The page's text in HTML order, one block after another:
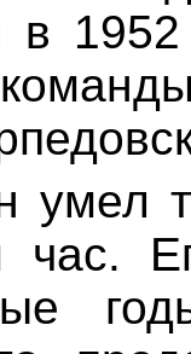
1952
умел
час.